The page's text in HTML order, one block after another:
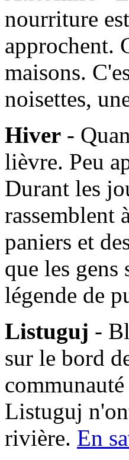
nourriture
approchent.
maisons.
noisettes,
Hiver -
lièvre. Peu
Durant les
rassemblent
paniers et
que les gens
légende de
Listuguj -
sur le bord
Listuguj
rivière. En